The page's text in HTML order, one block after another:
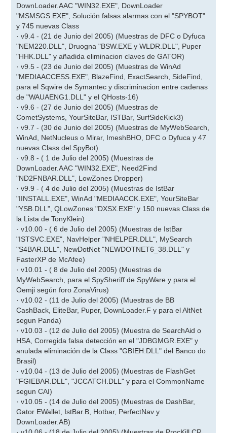
DownLoader.AAC "WIN32.EXE", DownLoader
"MSMSGS.EXE", Solución falsas alarmas con el "SPYBOT"
y 745 nuevas Class
· v9.4 - (21 de Junio del 2005) (Muestras de DFC o Dyfuca
"NEM220.DLL", Druogna "BSW.EXE y WLDR.DLL", Puper
"HHK.DLL" y añadida eliminacion claves de GATOR)
· v9.5 - (23 de Junio del 2005) (Muestras de WinAd
"MEDIAACCESS.EXE", BlazeFind, ExactSearch, SideFind,
para el Sqwire de Symantec y discriminacion entre cadenas
de "WAUAENG1.DLL" y el QHosts-16)
· v9.6 - (27 de Junio del 2005) (Muestras de
CometSystems, YourSiteBar, ISTBar, SurfSideKick3)
· v9.7 - (30 de Junio del 2005) (Muestras de MyWebSearch,
WinAd, NetNucleus o Mirar, ImeshBHO, DFC o Dyfuca y 47
nuevas Class del SpyBot)
· v9.8 - ( 1 de Julio del 2005) (Muestras de
DownLoader.AAC "WIN32.EXE", Need2Find
"ND2FNBAR.DLL", LowZones Dropper)
· v9.9 - ( 4 de Julio del 2005) (Muestras de IstBar
"IINSTALL.EXE", WinAd "MEDIAACCK.EXE", YourSiteBar
"YSB.DLL", QLowZones "DXSX.EXE" y 150 nuevas Class de
la Lista de TonyKlein)
· v10.00 - ( 6 de Julio del 2005) (Muestras de IstBar
"ISTSVC.EXE", NavHelper "NHELPER.DLL", MySearch
"S4BAR.DLL", NewDotNet "NEWDOTNET6_38.DLL" y
FasterXP de McAfee)
· v10.01 - ( 8 de Julio del 2005) (Muestras de
MyWebSearch, para el SpySheriff de SpyWare y para el
Oemji según foro ZonaVirus)
· v10.02 - (11 de Julio del 2005) (Muestras de BB
CashBack, EliteBar, Puper, DownLoader.F y para el AltNet
segun Panda)
· v10.03 - (12 de Julio del 2005) (Muestra de SearchAid o
HSA, Corregida falsa detección en el "JDBGMGR.EXE" y
anulada eliminación de la Class "GBIEH.DLL" del Banco do
Brasil)
· v10.04 - (13 de Julio del 2005) (Muestras de FlashGet
"FGIEBAR.DLL", "JCCATCH.DLL" y para el CommonName
segun CAI)
· v10.05 - (14 de Julio del 2005) (Muestras de DashBar,
Gator EWallet, IstBar.B, Hotbar, PerfectNav y
DownLoader.AB)